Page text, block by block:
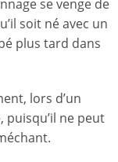
se venge de
soit né avec un
plus tard dans
lors d’un
ne peut